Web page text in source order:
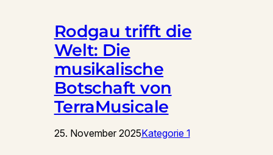
Rodgau trifft die
Welt: Die
musikalische
Botschaft von
TerraMusicale
25. November 2025Kategorie 1